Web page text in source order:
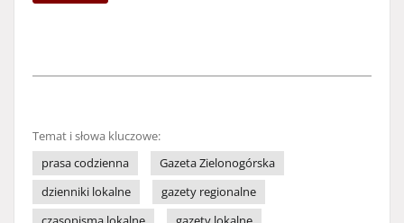
Temat i słowa kluczowe:
prasa codzienna
Gazeta Zielonogórska
dzienniki lokalne
gazety regionalne